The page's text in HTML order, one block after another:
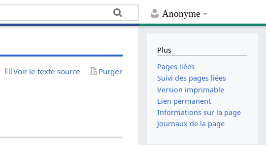
Anonyme
Voir le texte source Purger
Plus
Pages liées
Suivi des pages liées
Version imprimable
Lien permanent
Informations sur la page
Journaux de la page